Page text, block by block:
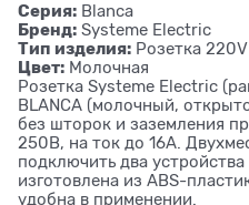
Серия: Blanca
Бренд: Systeme Electric
Тип изделия: Розетка 220V
Цвет: Молочная
Розетка Systeme Electric
BLANCA (молочный,
без шторок и заземления
250В, на ток до 16А.
подключить два
изготовлена из ABS-
удобна в применении.